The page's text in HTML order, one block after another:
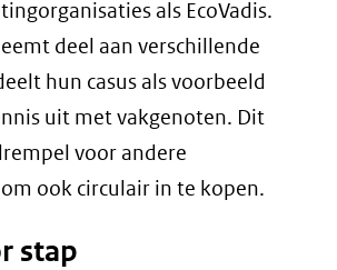
als EcoVadis.
deel aan verschillende
hun casus als voorbeeld
uit met vakgenoten. Dit
voor andere
ook circulair in te kopen.
stap